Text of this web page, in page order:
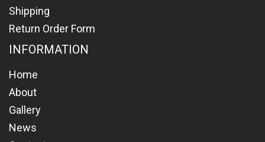
Shipping
Return Order Form
INFORMATION
Home
About
Gallery
News